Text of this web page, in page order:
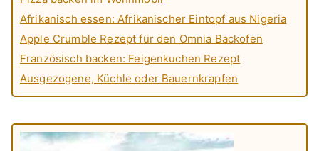
Afrikanisch essen: Afrikanischer Eintopf aus Nigeria
Apple Crumble Rezept für den Omnia Backofen
Französisch backen: Feigenkuchen Rezept
Ausgezogene, Küchle oder Bauernkrapfen